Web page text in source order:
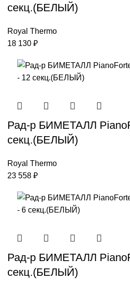
секц.(БЕЛЫЙ)
Royal Thermo
18 130 ₽
Рад-р БИМЕТАЛЛ
секц.(БЕЛЫЙ)
Royal Thermo
23 558 ₽
Рад-р БИМЕТАЛЛ
секц.(БЕЛЫЙ)